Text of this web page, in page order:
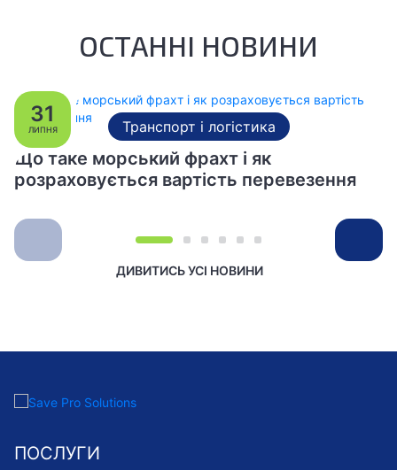
ОСТАННІ НОВИНИ
Транспорт і логістика
Що таке морський фрахт і як
розраховується вартість перевезення
31
ЛИПНЯ
ДИВИТИСЬ УСІ НОВИНИ
ПОСЛУГИ